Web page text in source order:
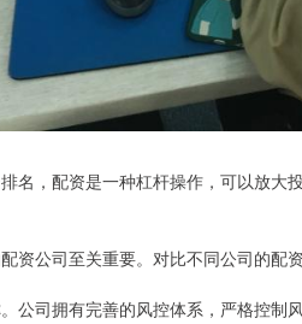
名，配资是一种杠杆操作，可以放
资公司至关重要。对比不同公司的配
公司拥有完善的风控体系，严格控